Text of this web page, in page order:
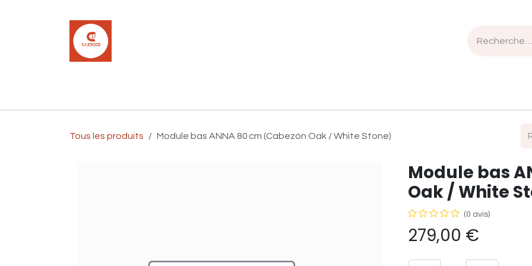
Tous les produits Module bas ANNA 80 cm (Cabezón Oak / White Stone)
Module bas
Oak / White
(0 avis)
279,00 €